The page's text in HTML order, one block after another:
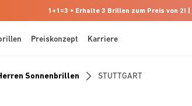
1+1=3 • Erhalte 3 Brillen zum Preis von 2! |
Preiskonzept Karriere
Sonnenbrillen STUTTGART